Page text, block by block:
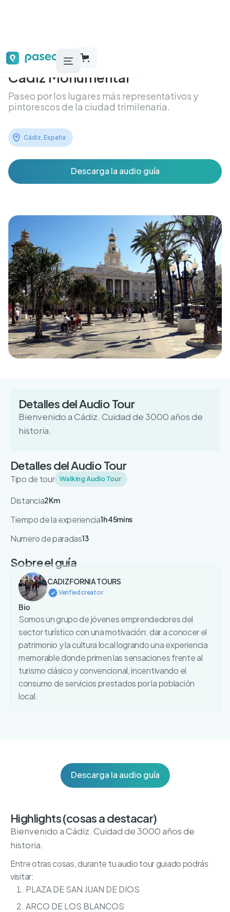
Cádiz Monumental
Paseo por los lugares más representativos y
pintorescos de la ciudad trimilenaria.
Cádiz, España
Descarga la audio guía
Detalles del Audio Tour
Bienvenido a Cádiz. Cuidad de 3000 años de
historia.
Detalles del Audio Tour
Tipo de tour Walking Audio Tour
Distancia2Km
Tiempo de la experiencia1h 45mins
Numero de paradas13
Sobre el guía
CADIZFORNIA TOURS
Verified creator
Bio
Somos un grupo de jóvenes emprendedores del
sector turístico con una motivación: dar a conocer el
patrimonio y la cultura local logrando una experiencia
memorable donde primen las sensaciones frente al
turismo clásico y convencional, incentivando el
consumo de servicios prestados por la población
local.
Descarga la audio guía
Highlights (cosas a destacar)
Bienvenido a Cádiz. Cuidad de 3000 años de
historia.
Entre otras cosas, durante tu audio tour guiado podrás
visitar:
PLAZA DE SAN JUAN DE DIOS
ARCO DE LOS BLANCOS